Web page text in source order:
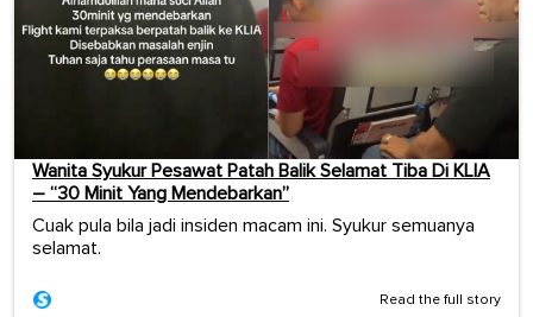
Wanita Syukur Pesawat Patah Balik Selamat Tiba Di KLIA
– “30 Minit Yang Mendebarkan”
Cuak pula bila jadi insiden macam ini. Syukur semuanya
selamat.
Read the full story